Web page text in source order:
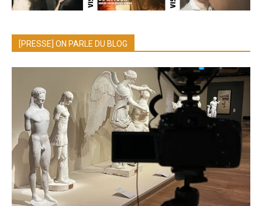
[PRESSE] ON PARLE DU BLOG